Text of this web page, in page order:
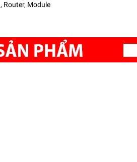
Router, Module